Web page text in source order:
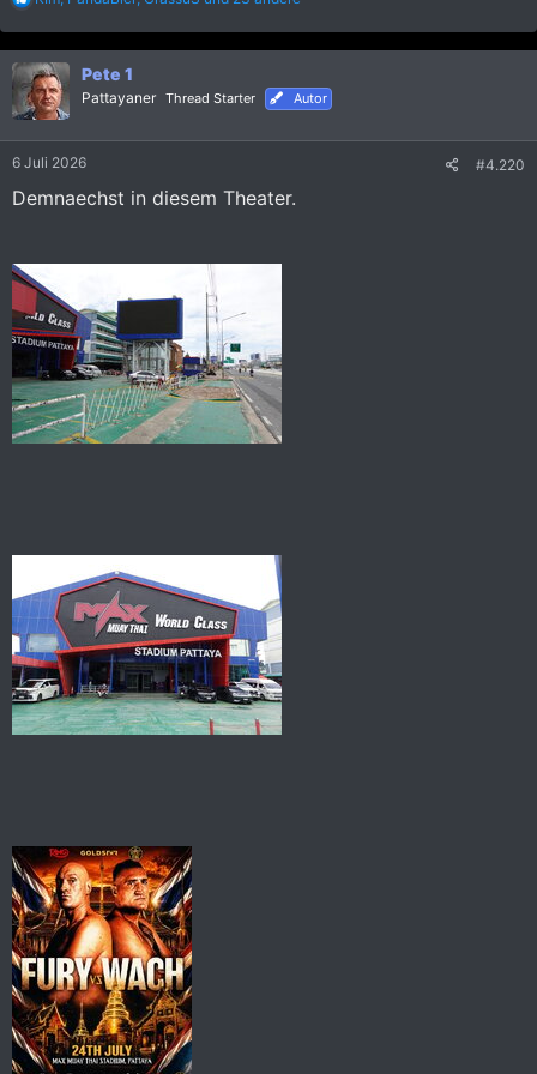
a
k
t
i
o
n
Pete 1
Pattayaner Thread Starter Autor
6 Juli 2026 #4.220
Demnaechst in diesem Theater.